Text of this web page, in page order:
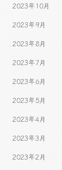
2023年10月
2023年9月
2023年8月
2023年7月
2023年6月
2023年5月
2023年4月
2023年3月
2023年2月